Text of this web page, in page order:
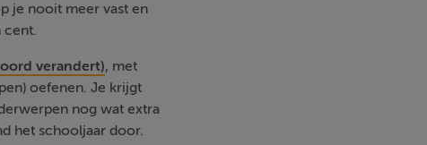
je nooit meer vast en
cent.
verandert), met
oefenen. Je krijgt
nog wat extra
het schooljaar door.